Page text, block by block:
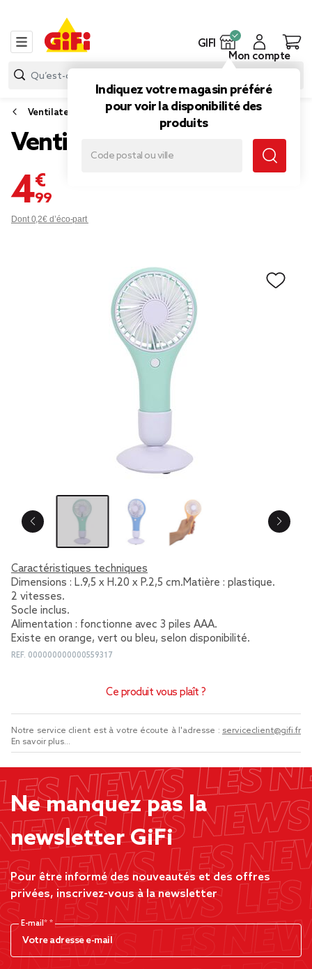
GIFI
Indiquez votre magasin préféré
pour voir la disponibilité des
produits
Mon compte
Ventilateur
Ventilateur à main à piles
4,99 €
Dont 0,2€ d’éco-part
Caractéristiques techniques
Dimensions : L.9,5 x H.20 x P.2,5 cm.Matière : plastique.
2 vitesses.
Socle inclus.
Alimentation : fonctionne avec 3 piles AAA.
Existe en orange, vert ou bleu, selon disponibilité.
REF. 000000000000559317
Ce produit vous plaît ?
Notre service client est à votre écoute à l'adresse : serviceclient@gifi.fr
En savoir plus...
Ne manquez pas la
newsletter GiFi
Pour être informé des nouveautés et des offres
privées, inscrivez-vous à la newsletter
E-mail*